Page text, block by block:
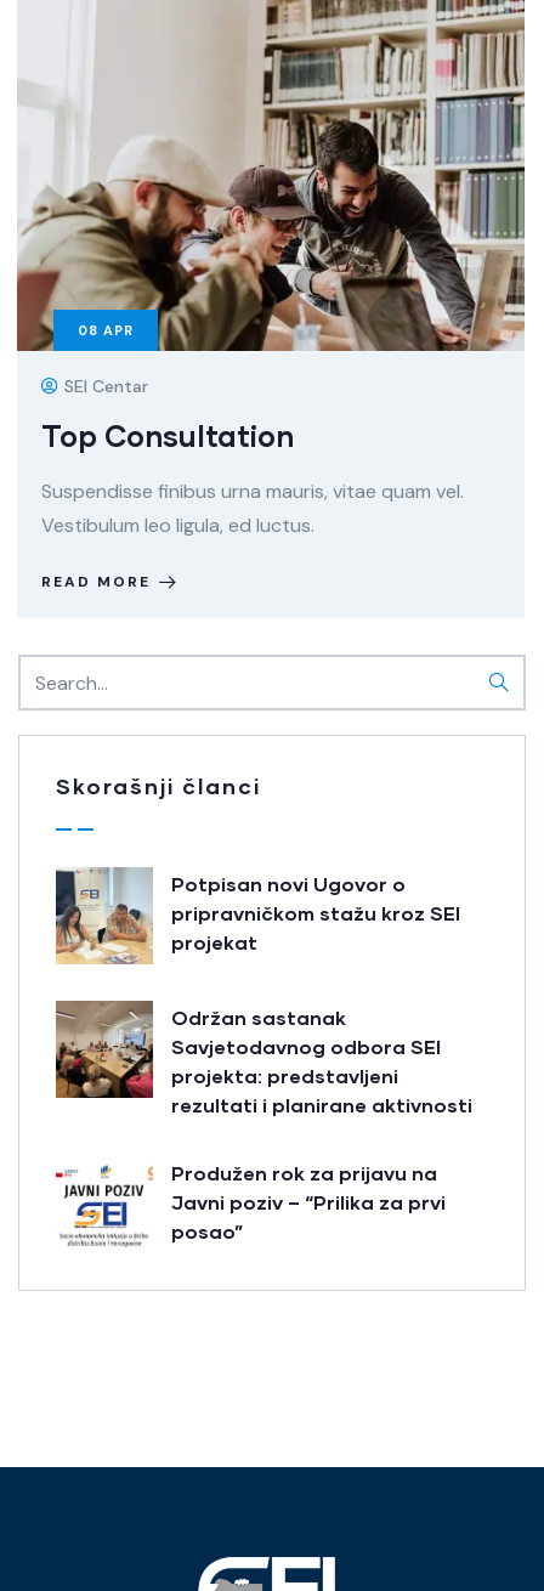
08 APR
SEI Centar
Top Consultation
Suspendisse finibus urna mauris, vitae quam vel.
Vestibulum leo ligula, ed luctus.
READ MORE
Skorašnji članci
Potpisan novi Ugovor o
pripravničkom stažu kroz SEI
projekat
Održan sastanak
Savjetodavnog odbora SEI
projekta: predstavljeni
rezultati i planirane aktivnosti
Produžen rok za prijavu na
Javni poziv – “Prilika za prvi
posao”